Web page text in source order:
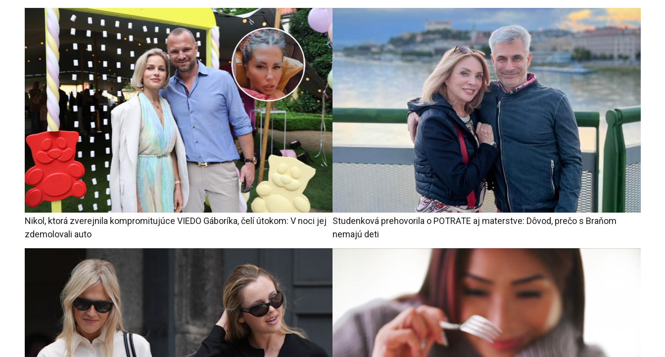
Nikol, ktorá zverejnila kompromitujúce VIEDO Gáboríka, čelí útokom: V noci jej
zdemolovali auto
Studenková prehovorila o POTRATE aj materstve: Dôvod, prečo s Braňom
nemajú deti